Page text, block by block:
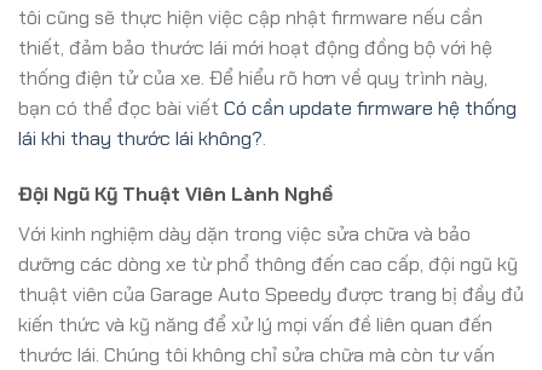
tôi cũng sẽ thực hiện việc cập nhật firmware nếu cần
thiết, đảm bảo thước lái mới hoạt động đồng bộ với hệ
thống điện tử của xe. Để hiểu rõ hơn về quy trình này,
bạn có thể đọc bài viết Có cần update firmware hệ thống
lái khi thay thước lái không?.
Đội Ngũ Kỹ Thuật Viên Lành Nghề
Với kinh nghiệm dày dặn trong việc sửa chữa và bảo
dưỡng các dòng xe từ phổ thông đến cao cấp, đội ngũ kỹ
thuật viên của Garage Auto Speedy được trang bị đầy đủ
kiến thức và kỹ năng để xử lý mọi vấn đề liên quan đến
thước lái. Chúng tôi không chỉ sửa chữa mà còn tư vấn